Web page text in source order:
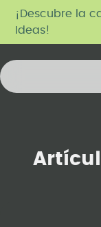
¡Descubre la
Ideas!